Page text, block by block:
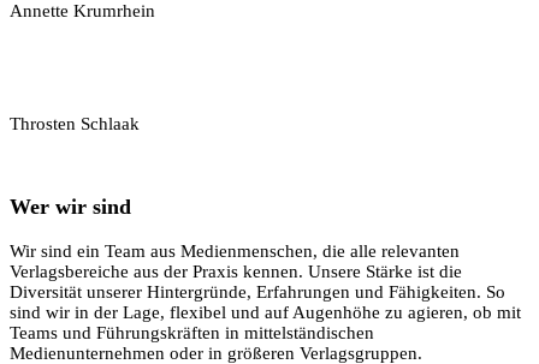
Annette Krumrhein
Throsten Schlaak
Wer wir sind
Wir sind ein Team aus Medienmenschen, die alle relevanten
Verlagsbereiche aus der Praxis kennen. Unsere Stärke ist die
Diversität unserer Hintergründe, Erfahrungen und Fähigkeiten. So
sind wir in der Lage, flexibel und auf Augenhöhe zu agieren, ob mit
Teams und Führungskräften in mittelständischen
Medienunternehmen oder in größeren Verlagsgruppen.